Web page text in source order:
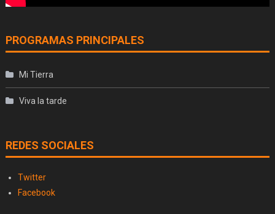
PROGRAMAS PRINCIPALES
Mi Tierra
Viva la tarde
REDES SOCIALES
Twitter
Facebook